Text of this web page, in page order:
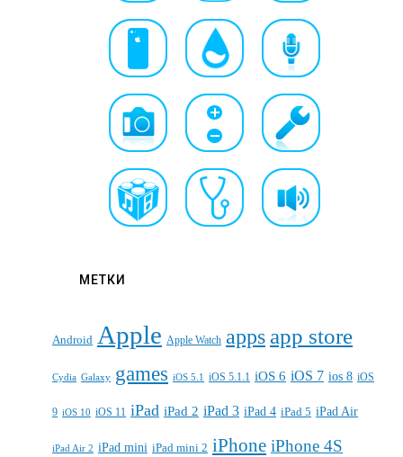
МЕТКИ
Android Apple Apple Watch apps app store
Cydia Galaxy games iOS 5.1 iOS 5.1.1 iOS 6 iOS 7 ios 8 iOS
9 iOS 10 iOS 11 iPad iPad 2 iPad 3 iPad 4 iPad 5 iPad Air
iPad Air 2 iPad mini iPad mini 2 iPhone iPhone 4S